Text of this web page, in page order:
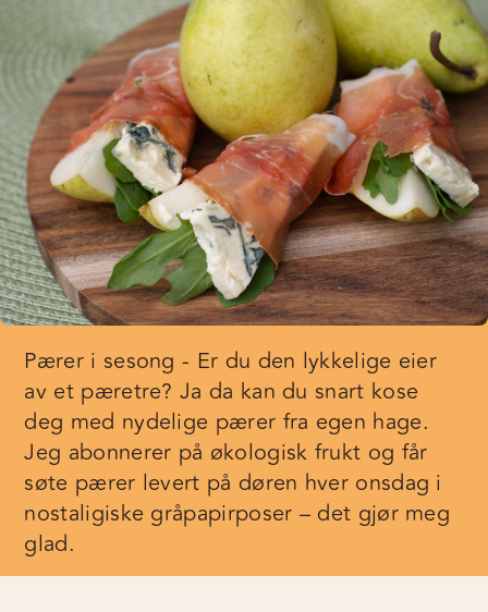
Pærer i sesong - Er du den lykkelige eier
av et pæretre? Ja da kan du snart kose
deg med nydelige pærer fra egen hage.
Jeg abonnerer på økologisk frukt og får
søte pærer levert på døren hver onsdag i
nostaligiske gråpapirposer – det gjør meg
glad.